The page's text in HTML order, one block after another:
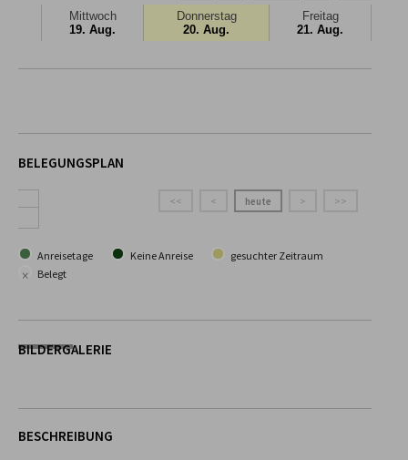
Mittwoch
19. Aug.
Donnerstag
20. Aug.
Freitag
21. Aug.
BELEGUNGSPLAN
<< < heute > >>
Anreisetage Keine Anreise gesuchter Zeitraum
× Belegt
BILDERGALERIE
BESCHREIBUNG